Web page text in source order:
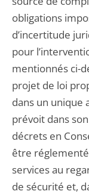
obligations
d’incertitude
pour
mentionnés ci-
projet de loi
dans un unique
prévoit dans
décrets en
être
services au
de sécurité et,